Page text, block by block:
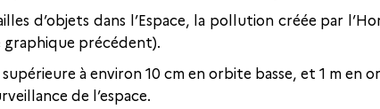
d’objets dans l’Espace, la pollution créée par
graphique précédent).
supérieure à environ 10 cm en orbite basse, et 1 m
de l’espace.